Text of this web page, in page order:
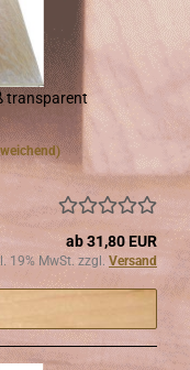
trans­pa­rent
ab 31,80 EUR
19% MwSt. zzgl. Versand